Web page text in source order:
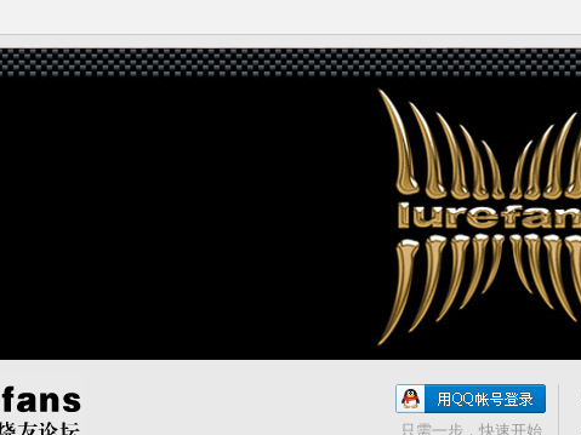
只需一步，快速开始